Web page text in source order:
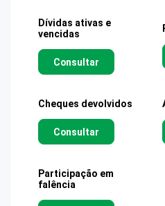
Dívidas ativas e
vencidas
Consultar
Cheques devolvidos
Consultar
Participação em
falência